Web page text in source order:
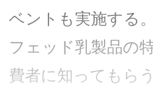
ベントも実施する
フェッド乳製品の
費者に知ってもら